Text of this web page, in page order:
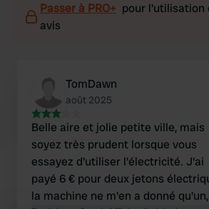
Passer à PRO+ pour l'utilisation
avis
TomDawn
août 2025
Belle aire et jolie petite ville, mais
soyez très prudent lorsque vous
essayez d'utiliser l'électricité. J'ai
payé 6 € pour deux jetons
la machine ne m'en a donné qu'un,